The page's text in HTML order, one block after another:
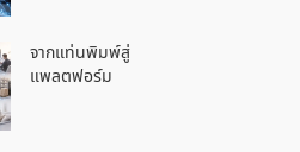
จากแท่นพิมพ์สู่
แพลตฟอร์ม